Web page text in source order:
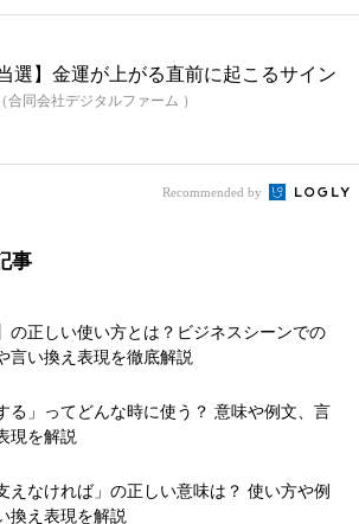
当選】金運が上がる直前に起こるサイン
合同会社デジタルファーム ）
Recommended by
事
の正しい使い方とは？ビジネスシーンでの
言い換え表現を徹底解説
る」ってどんな時に使う？ 意味や例文、言
現を解説
えなければ」の正しい意味は？ 使い方や例
換え表現を解説